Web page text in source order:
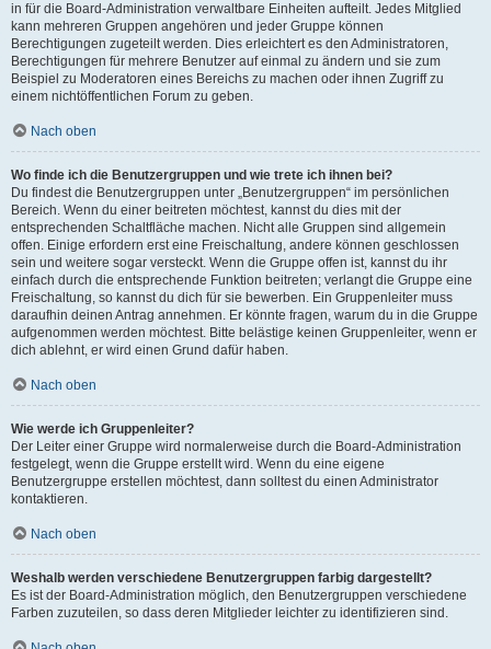
in für die Board-Administration verwaltbare Einheiten aufteilt. Jedes Mitglied
kann mehreren Gruppen angehören und jeder Gruppe können
Berechtigungen zugeteilt werden. Dies erleichtert es den Administratoren,
Berechtigungen für mehrere Benutzer auf einmal zu ändern und sie zum
Beispiel zu Moderatoren eines Bereichs zu machen oder ihnen Zugriff zu
einem nichtöffentlichen Forum zu geben.
Nach oben
Wo finde ich die Benutzergruppen und wie trete ich ihnen bei?
Du findest die Benutzergruppen unter „Benutzergruppen“ im persönlichen
Bereich. Wenn du einer beitreten möchtest, kannst du dies mit der
entsprechenden Schaltfläche machen. Nicht alle Gruppen sind allgemein
offen. Einige erfordern erst eine Freischaltung, andere können geschlossen
sein und weitere sogar versteckt. Wenn die Gruppe offen ist, kannst du ihr
einfach durch die entsprechende Funktion beitreten; verlangt die Gruppe eine
Freischaltung, so kannst du dich für sie bewerben. Ein Gruppenleiter muss
daraufhin deinen Antrag annehmen. Er könnte fragen, warum du in die Gruppe
aufgenommen werden möchtest. Bitte belästige keinen Gruppenleiter, wenn er
dich ablehnt, er wird einen Grund dafür haben.
Nach oben
Wie werde ich Gruppenleiter?
Der Leiter einer Gruppe wird normalerweise durch die Board-Administration
festgelegt, wenn die Gruppe erstellt wird. Wenn du eine eigene
Benutzergruppe erstellen möchtest, dann solltest du einen Administrator
kontaktieren.
Nach oben
Weshalb werden verschiedene Benutzergruppen farbig dargestellt?
Es ist der Board-Administration möglich, den Benutzergruppen verschiedene
Farben zuzuteilen, so dass deren Mitglieder leichter zu identifizieren sind.